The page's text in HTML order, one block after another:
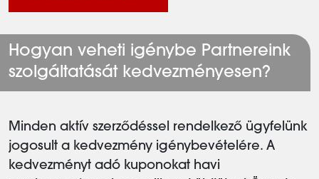
Hogyan veheti igénybe Partnereink
szolgáltatását kedvezményesen?
Minden aktív szerződéssel rendelkező ügyfelünk
jogosult a kedvezmény igénybevételére. A
kedvezményt adó kuponokat havi